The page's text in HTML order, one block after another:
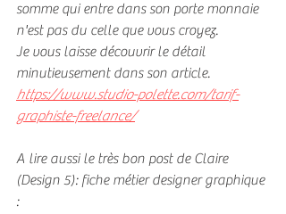
somme qui entre dans son porte monnaie
n'est pas du celle que vous croyez.
Je vous laisse découvrir le détail
minutieusement dans son article.
https://www.studio-polette.com/tarif-
graphiste-freelance/
A lire aussi le très bon post de Claire
(Design 5): fiche métier designer graphique
: